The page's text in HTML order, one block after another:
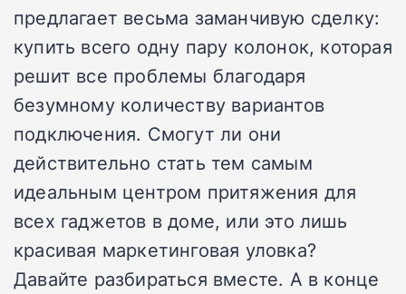
предлагает весьма заманчивую сделку:
купить всего одну пару колонок, которая
решит все проблемы благодаря
безумному количеству вариантов
подключения. Смогут ли они
действительно стать тем самым
идеальным центром притяжения для
всех гаджетов в доме, или это лишь
красивая маркетинговая уловка?
Давайте разбираться вместе. А в конце